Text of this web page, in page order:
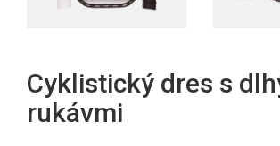
Cyklistický dres s
rukávmi